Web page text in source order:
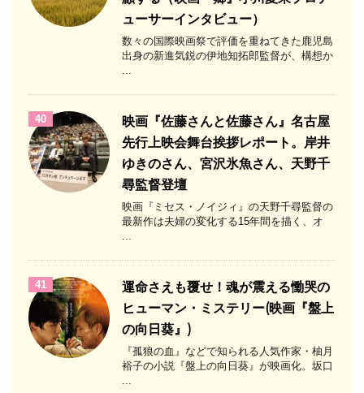
ューサーインタビュー）
数々の国際映画祭で評価を重ねてきた鹿児島
出身の新進気鋭の伊地知拓郎監督が、構想か
40
映画『佐藤さんと佐藤さん』名古屋
先行上映会舞台挨拶レポート。岸井
ゆきのさん、宮沢氷魚さん、天野千
尋監督登壇
映画『ミセス・ノイジィ』の天野千尋監督の
最新作は夫婦の変化する15年間を描く、オ
41
運命さえも覆せ！魂が震える慟哭の
ヒューマン・ミステリー(映画『盤上
の向日葵』)
『孤狼の血』などで知られる人気作家・柚月
裕子の小説『盤上の向日葵』が映画化。坂口